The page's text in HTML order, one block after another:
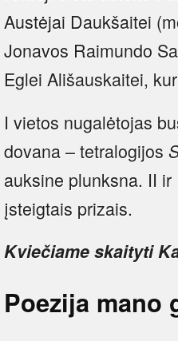
Austėjai Daukšaitei
Jonavos Raimundo
Eglei Ališauskaitei,
I vietos nugalėtojas
dovana – tetralogijos
auksine plunksna. II
įsteigtais prizais.
Kviečiame skaityti
Poezija mano